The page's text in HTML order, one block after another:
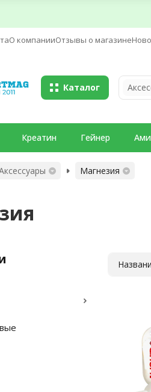
О компанииОтзывы о магазине
Каталог
Креатин Гейнер
Магнезия